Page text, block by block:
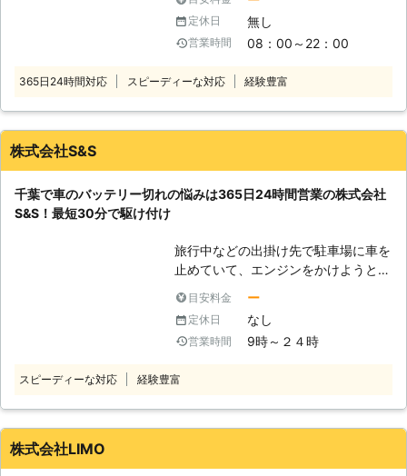
を実施し、お客様の安全なカーライフ
をサポート！エンジンルーム内からタ
での動作確認もおこないます。 バッ
ご依頼くださいね。
が止まってしまったら、目的に向かう
どころか帰宅することもできないの
で、とても困ってしまいます。もし運
「生活のトラブル係24」におまかせ
そのためバッテリー内の電気が切れて
●バッテリー上がりが疑われるときは
ここをチェック！ バッテリー上がり
が起こっている場合、以下の3つの症
状がみられます。車が動かないとき
は、この状態になっていないかチェッ
クしてみましょう。 （1）エンジンが
起動するかどうか 車のバッテリーが
のがかかりません。エンジンが起動す
るときには「キュルキュル」という音
です。車で移動中に止まったのではな
定休日 無し
営業時間 08：00～22：00
365日24時間対応 スピーディーな対応 経験豊富
株式会社S&S
千葉で車のバッテリー切れの悩みは365日24時間営業の株式会社
S&S！最短30分で駆け付け
旅行中などの出掛け先で駐車場に車を
止めていて、エンジンをかけようとし
ていませんか？エンジンがかからない
ときは、車の充電が切れているかもし
れません。 充電切れの原因は、カー
です。例えば、東京ディズニーランド
目安料金 ー
定休日 なし
営業時間 9時～２４時
スピーディーな対応 経験豊富
株式会社LIMO